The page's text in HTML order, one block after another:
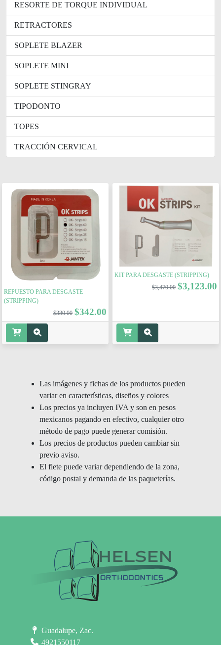
RESORTE DE TORQUE INDIVIDUAL
RETRACTORES
SOPLETE BLAZER
SOPLETE MINI
SOPLETE STINGRAY
TIPODONTO
TOPES
TRACCIÓN CERVICAL
REPUESTO PARA DESGASTE
(STRIPPING)
$380.00 $342.00
KIT PARA DESGASTE (STRIPPING)
$3,470.00 $3,123.00
Las imágenes y fichas de los productos pueden
variar en características, diseños y colores
Los precios ya incluyen IVA y son en pesos
mexicanos pagando en efectivo, cualquier otro
método de pago puede generar comisión.
Los precios de productos pueden cambiar sin
previo aviso.
El flete puede variar dependiendo de la zona,
código postal y demanda de las paqueterías.
Guadalupe, Zac.
4921550117